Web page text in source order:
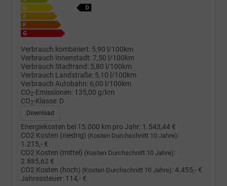
Verbrauch kombiniert: 5,90 l/100km
Verbrauch Innenstadt: 7,50 l/100km
Verbrauch Stadtrand: 5,80 l/100km
Verbrauch Landstraße: 5,10 l/100km
Verbrauch Autobahn: 6,00 l/100km
CO2-Emissionen: 135,00 g/km
CO2-Klasse: D
Download
Energiekosten bei 15.000 km pro Jahr: 1.543,44 €
CO2 Kosten (niedrig) (Kosten Durchschnitt 10 Jahre):
1.215,- €
CO2 Kosten (mittel) (Kosten Durchschnitt 10 Jahre):
2.885,62 €
CO2 Kosten (hoch) (Kosten Durchschnitt 10 Jahre): 4.455,- €
Jahressteuer: 114,- €